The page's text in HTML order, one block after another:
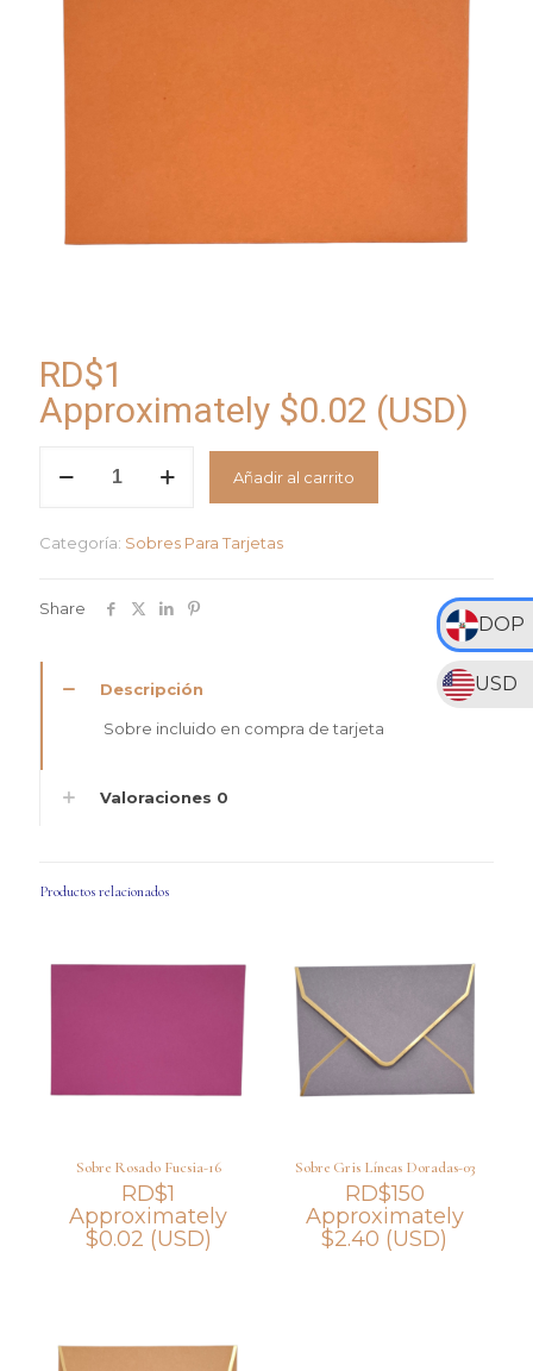
DOP
USD
RD$1
Approximately $0.02 (USD)
Naranja-
Añadir al carrito
Categoría: Sobres Para Tarjetas
Share
Descripción
Sobre incluido en compra de tarjeta
Valoraciones 0
Productos relacionados
Sobre Rosado Fucsia-16
RD$1
Approximately
$0.02 (USD)
Sobre Gris Líneas Doradas-03
RD$150
Approximately
$2.40 (USD)